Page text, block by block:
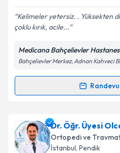
kapsamda
Takvim
Kelimeler yetersiz. . Yüksekten
çoklu kırık, acile...
Medicana Bahçelievler
Bahçelievler Merkez, Adnan Kahveci
Randevu Takvimi
Op. Dr. Selim Türkkan
oluşturun. Size bu
takvim hazırlandığında e-
Dr. Öğr. Üyesi
Ortopedi ve
İstanbul, Pendik